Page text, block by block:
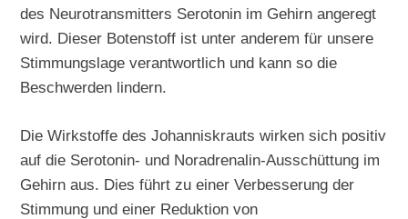
des Neurotransmitters Serotonin im Gehirn angeregt
wird. Dieser Botenstoff ist unter anderem für unsere
Stimmungslage verantwortlich und kann so die
Beschwerden lindern.
Die Wirkstoffe des Johanniskrauts wirken sich positiv
auf die Serotonin- und Noradrenalin-Ausschüttung im
Gehirn aus. Dies führt zu einer Verbesserung der
Stimmung und einer Reduktion von